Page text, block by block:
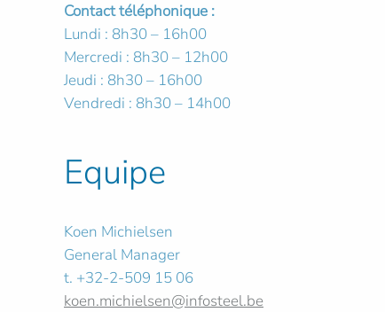
Contact téléphonique :
Lundi : 8h30 – 16h00
Mercredi : 8h30 – 12h00
Jeudi : 8h30 – 16h00
Vendredi : 8h30 – 14h00
Equipe
Koen Michielsen
General Manager
t. +32-2-509 15 06
koen.michielsen@infosteel.be